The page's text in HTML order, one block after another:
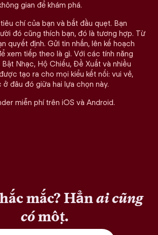
gian để khám phá.
chí của bạn và bắt đầu quẹt. Bạn
đó cũng thích bạn, đó là tương hợp. Từ
quyết định. Gửi tin nhắn, lên kế hoạch
xem tiếp theo là gì. Với các tính năng
Nhạc, Hộ Chiếu, Đề Xuất và nhiều
tạo ra cho mọi kiểu kết nối: vui vẻ,
đâu đó giữa hai lựa chọn này.
miễn phí trên iOS và Android.
mắc? Hẳnai cũng
cómột.